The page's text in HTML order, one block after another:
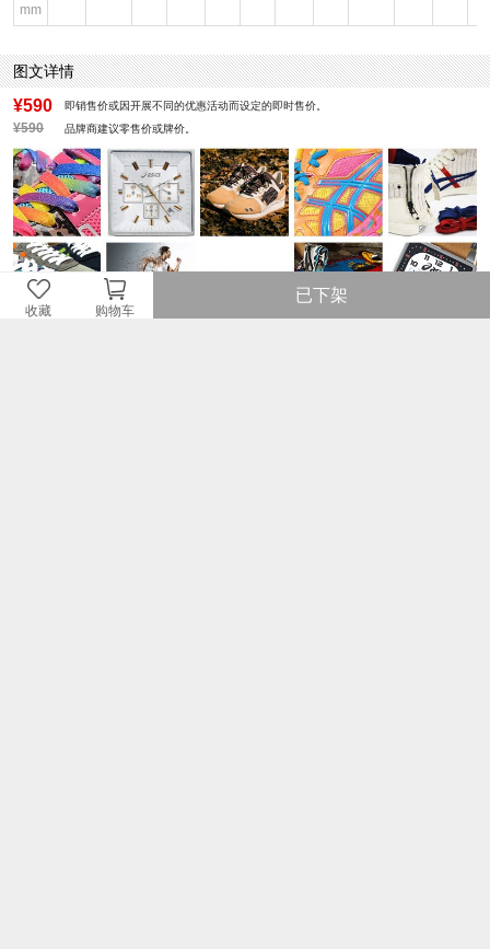
收藏 购物车
已下架
mm
图文详情
¥590 即销售价或因开展不同的优惠活动而设定的即时售价。
¥590 品牌商建议零售价或牌价。